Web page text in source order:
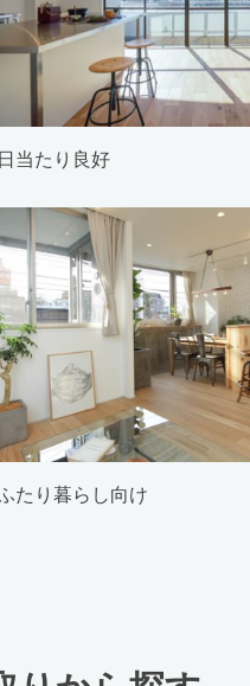
日当たり良好
たり暮らし向け